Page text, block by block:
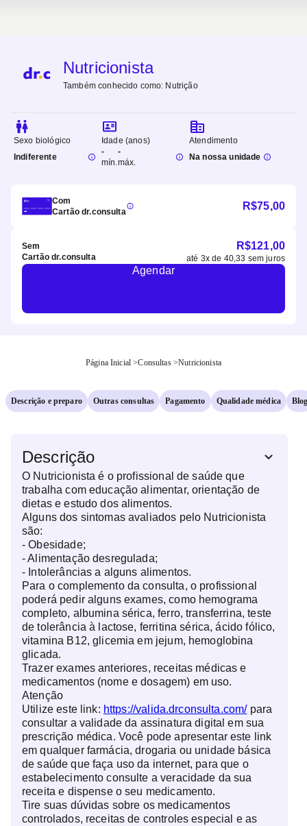
Nutricionista
Também conhecido como: Nutrição
Sexo biológico
Indiferente
Idade (anos)
-
mín.
-
máx.
Atendimento
Na nossa unidade
Com
Cartão dr.consulta
R$75,00
Sem
Cartão dr.consulta
R$121,00
até 3x de 40,33 sem juros
Agendar
Página Inicial >Consultas >Nutricionista
Descrição e preparo Outras consultas Pagamento Qualidade médica
Descrição
O Nutricionista é o profissional de saúde que
trabalha com educação alimentar, orientação de
dietas e estudo dos alimentos.
Alguns dos sintomas avaliados pelo Nutricionista
são:
- Obesidade;
- Alimentação desregulada;
- Intolerâncias a alguns alimentos.
Para o complemento da consulta, o profissional
poderá pedir alguns exames, como hemograma
completo, albumina sérica, ferro, transferrina, teste
de tolerância à lactose, ferritina sérica, ácido fólico,
vitamina B12, glicemia em jejum, hemoglobina
glicada.
Trazer exames anteriores, receitas médicas e
medicamentos (nome e dosagem) em uso.
Atenção
Utilize este link: https://valida.drconsulta.com/para
consultar a validade da assinatura digital em sua
prescrição médica. Você pode apresentar este link
em qualquer farmácia, drogaria ou unidade básica
de saúde que faça uso da internet, para que o
estabelecimento consulte a veracidade da sua
receita e dispense o seu medicamento.
Tire suas dúvidas sobre os medicamentos
controlados, receitas de controles especial e as